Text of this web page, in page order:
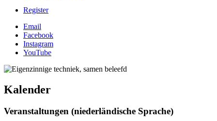
Register
Email
Facebook
Instagram
YouTube
Kalender
Veranstaltungen (niederländische Sprache)